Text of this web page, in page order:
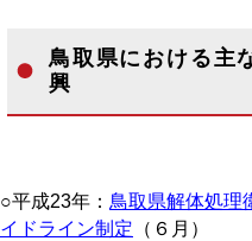
鳥取県における主
興
○平成23年： 鳥取県解体処理
イドライン制定 （６月）